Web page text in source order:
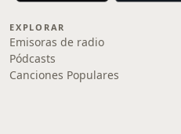
EXPLORAR
Emisoras de radio
Pódcasts
Canciones Populares